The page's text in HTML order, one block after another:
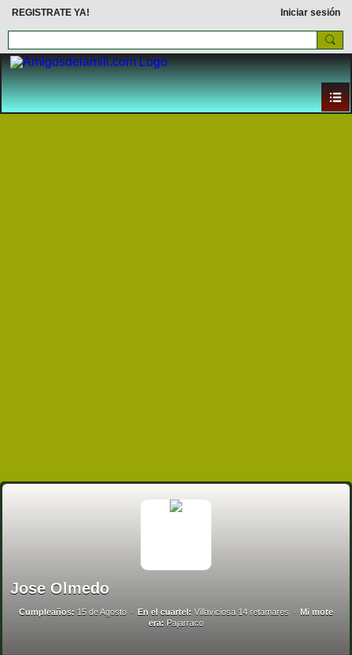
REGISTRATE YA! Iniciar sesión
Jose Olmedo
Cumpleaños: 15 de Agosto En el cuartel: Villaviciosa 14 retamares
Mi mote
era: Pajarraco